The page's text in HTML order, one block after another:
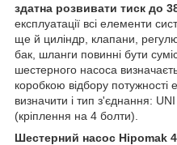
здатна розвивати тиск до
експлуатації всі елементи
ще й циліндр, клапани,
бак, шланги повинні бути
шестерного насоса
коробкою відбору потужності
визначити і тип з'єднання:
(кріплення на 4 болти).
Шестерний насос Hipomak